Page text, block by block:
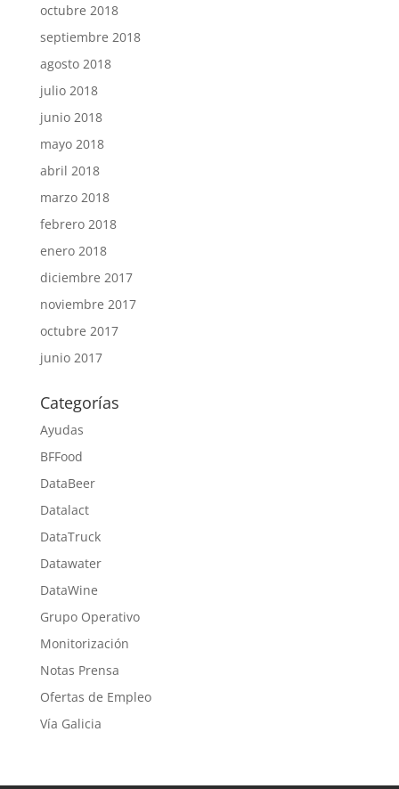
octubre 2018
septiembre 2018
agosto 2018
julio 2018
junio 2018
mayo 2018
abril 2018
marzo 2018
febrero 2018
enero 2018
diciembre 2017
noviembre 2017
octubre 2017
junio 2017
Categorías
Ayudas
BFFood
DataBeer
Datalact
DataTruck
Datawater
DataWine
Grupo Operativo
Monitorización
Notas Prensa
Ofertas de Empleo
Vía Galicia